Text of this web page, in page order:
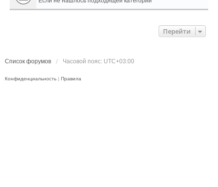
Перейти
Список форумов Часовой пояс: UTC+03:00
Конфиденциальность | Правила